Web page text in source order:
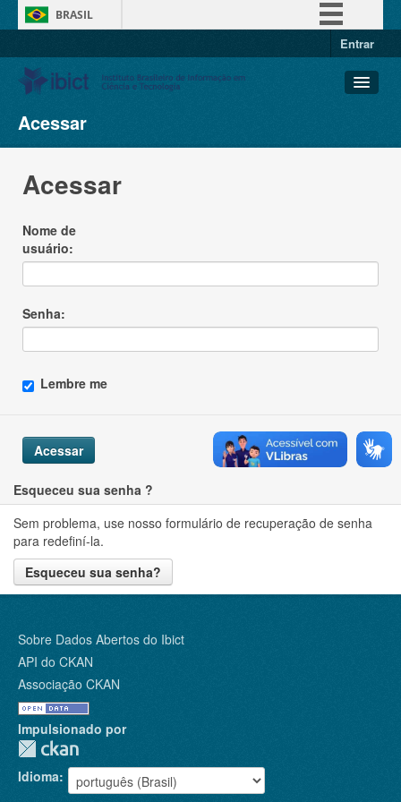
BRASIL
Entrar
Conjuntos de dados
Organizações
Grupos
Acessar
Acessar
Nome de
usuário
Senha
Lembre me
Acessar
Esqueceu sua senha ?
Sem problema, use nosso formulário de recuperação de senha
para redefiní-la.
Esqueceu sua senha?
Sobre Dados Abertos do Ibict
API do CKAN
Associação CKAN
Impulsionado por
Idioma